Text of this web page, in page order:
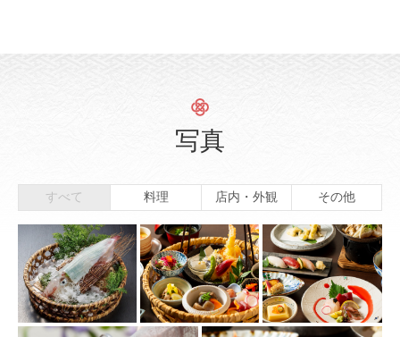
写真
すべて 料理 店内・外観 その他